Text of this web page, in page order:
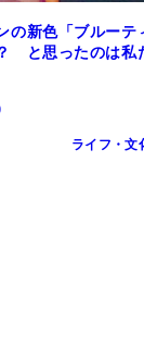
の新色「ブルーテ
と思ったのは私
ライフ・文